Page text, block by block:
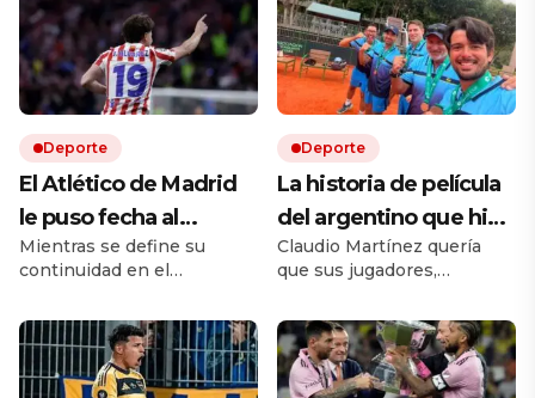
Deporte
El Atlético de Madrid
le puso fecha al
regreso de Julián
Álvarez a los
entrenamientos:
cómo sigue la novela
del mercado de pases
Mientras se define su
continuidad en el
argentino ya sabe cuándo
debe reincorporarse.
Deporte
La historia de película
del argentino que hizo
ascender a Aruba en la
Copa Davis y preparó
el equipo en un
container de Cañuelas
Claudio Martínez quería
que sus jugadores,
duras, pudieran hacer una
adaptación al polvo de
ladrillo junto a tenistas
formados. El Club Atlético